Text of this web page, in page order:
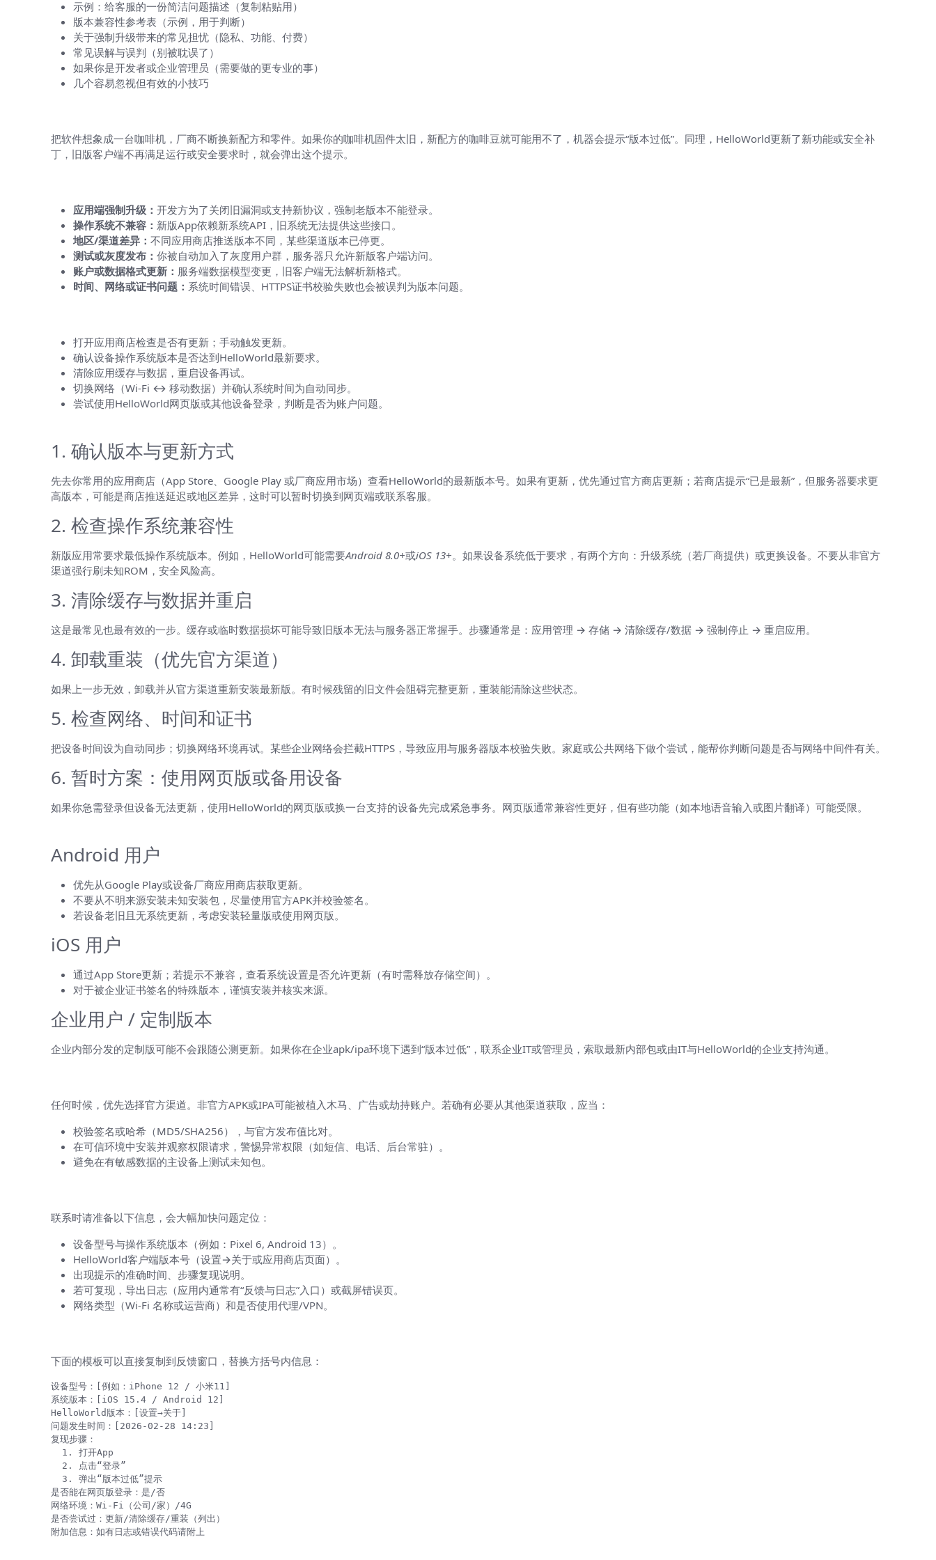
示例：给客服的一份简洁问题描述（复制粘贴用）
版本兼容性参考表（示例，用于判断）
关于强制升级带来的常见担忧（隐私、功能、付费）
常见误解与误判（别被耽误了）
如果你是开发者或企业管理员（需要做的更专业的事）
几个容易忽视但有效的小技巧
把软件想象成一台咖啡机，厂商不断换新配方和零件。如果你的咖啡机固件太旧，新配方的咖啡豆就可能用不了，机器会提示“版本过低”。同理，HelloWorld更新了新功能或安全补
丁，旧版客户端不再满足运行或安全要求时，就会弹出这个提示。
应用端强制升级： 开发方为了关闭旧漏洞或支持新协议，强制老版本不能登录。
操作系统不兼容： 新版App依赖新系统API，旧系统无法提供这些接口。
地区/渠道差异： 不同应用商店推送版本不同，某些渠道版本已停更。
测试或灰度发布： 你被自动加入了灰度用户群，服务器只允许新版客户端访问。
账户或数据格式更新： 服务端数据模型变更，旧客户端无法解析新格式。
时间、网络或证书问题： 系统时间错误、HTTPS证书校验失败也会被误判为版本问题。
打开应用商店检查是否有更新；手动触发更新。
确认设备操作系统版本是否达到HelloWorld最新要求。
清除应用缓存与数据，重启设备再试。
切换网络（Wi‑Fi ↔ 移动数据）并确认系统时间为自动同步。
尝试使用HelloWorld网页版或其他设备登录，判断是否为账户问题。
1. 确认版本与更新方式
先去你常用的应用商店（App Store、Google Play 或厂商应用市场）查看HelloWorld的最新版本号。如果有更新，优先通过官方商店更新；若商店提示“已是最新”，但服务器要求更
高版本，可能是商店推送延迟或地区差异，这时可以暂时切换到网页端或联系客服。
2. 检查操作系统兼容性
新版应用常要求最低操作系统版本。例如，HelloWorld可能需要Android 8.0+或iOS 13+。如果设备系统低于要求，有两个方向：升级系统（若厂商提供）或更换设备。不要从非官方
渠道强行刷未知ROM，安全风险高。
3. 清除缓存与数据并重启
这是最常见也最有效的一步。缓存或临时数据损坏可能导致旧版本无法与服务器正常握手。步骤通常是：应用管理 → 存储 → 清除缓存/数据 → 强制停止 → 重启应用。
4. 卸载重装（优先官方渠道）
如果上一步无效，卸载并从官方渠道重新安装最新版。有时候残留的旧文件会阻碍完整更新，重装能清除这些状态。
5. 检查网络、时间和证书
把设备时间设为自动同步；切换网络环境再试。某些企业网络会拦截HTTPS，导致应用与服务器版本校验失败。家庭或公共网络下做个尝试，能帮你判断问题是否与网络中间件有关。
6. 暂时方案：使用网页版或备用设备
如果你急需登录但设备无法更新，使用HelloWorld的网页版或换一台支持的设备先完成紧急事务。网页版通常兼容性更好，但有些功能（如本地语音输入或图片翻译）可能受限。
Android 用户
优先从Google Play或设备厂商应用商店获取更新。
不要从不明来源安装未知安装包，尽量使用官方APK并校验签名。
若设备老旧且无系统更新，考虑安装轻量版或使用网页版。
iOS 用户
通过App Store更新；若提示不兼容，查看系统设置是否允许更新（有时需释放存储空间）。
对于被企业证书签名的特殊版本，谨慎安装并核实来源。
企业用户 / 定制版本
企业内部分发的定制版可能不会跟随公测更新。如果你在企业apk/ipa环境下遇到“版本过低”，联系企业IT或管理员，索取最新内部包或由IT与HelloWorld的企业支持沟通。
任何时候，优先选择官方渠道。非官方APK或IPA可能被植入木马、广告或劫持账户。若确有必要从其他渠道获取，应当：
校验签名或哈希（MD5/SHA256），与官方发布值比对。
在可信环境中安装并观察权限请求，警惕异常权限（如短信、电话、后台常驻）。
避免在有敏感数据的主设备上测试未知包。
联系时请准备以下信息，会大幅加快问题定位：
设备型号与操作系统版本（例如：Pixel 6, Android 13）。
HelloWorld客户端版本号（设置→关于或应用商店页面）。
出现提示的准确时间、步骤复现说明。
若可复现，导出日志（应用内通常有“反馈与日志”入口）或截屏错误页。
网络类型（Wi‑Fi 名称或运营商）和是否使用代理/VPN。
下面的模板可以直接复制到反馈窗口，替换方括号内信息：
设备型号：[例如：iPhone 12 / 小米11]
系统版本：[iOS 15.4 / Android 12]
HelloWorld版本：[设置→关于]
问题发生时间：[2026-02-28 14:23]
复现步骤：
  1. 打开App
  2. 点击“登录”
  3. 弹出“版本过低”提示
是否能在网页版登录：是/否
网络环境：Wi‑Fi（公司/家）/4G
是否尝试过：更新/清除缓存/重装（列出）